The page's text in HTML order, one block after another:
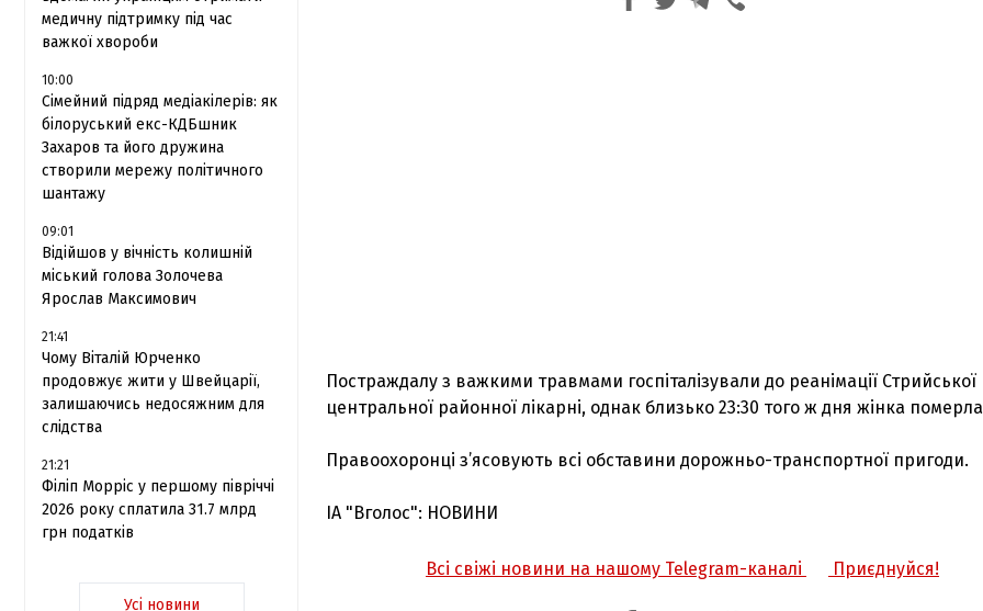
медичну підтримку під час
важкої хвороби
10:00
Сімейний підряд медіакілерів: як
білоруський екс-КДБшник
Захаров та його дружина
створили мережу політичного
шантажу
09:01
Відійшов у вічність колишній
міський голова Золочева
Ярослав Максимович
21:41
Чому Віталій Юрченко
продовжує жити у Швейцарії,
залишаючись недосяжним для
слідства
21:21
Філіп Морріс у першому півріччі
2026 року сплатила 31.7 млрд
грн податків
Усі новини
Постраждалу з важкими травмами госпіталізували до реанімації Стрийської
центральної районної лікарні, однак близько 23:30 того ж дня жінка
Правоохоронці з’ясовують всі обставини дорожньо-транспортної пригоди.
ІА "Вголос": НОВИНИ
Всі свіжі новини на нашому Telegram-каналі Приєднуйся!